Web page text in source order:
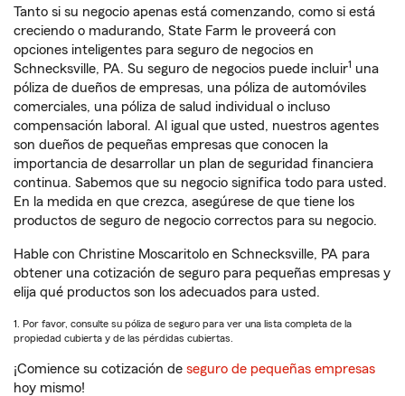
Tanto si su negocio apenas está comenzando, como si está
creciendo o madurando, State Farm le proveerá con
opciones inteligentes para seguro de negocios en
Schnecksville, PA. Su seguro de negocios puede incluir1 una
póliza de dueños de empresas, una póliza de automóviles
comerciales, una póliza de salud individual o incluso
compensación laboral. Al igual que usted, nuestros agentes
son dueños de pequeñas empresas que conocen la
importancia de desarrollar un plan de seguridad financiera
continua. Sabemos que su negocio significa todo para usted.
En la medida en que crezca, asegúrese de que tiene los
productos de seguro de negocio correctos para su negocio.
Hable con Christine Moscaritolo en Schnecksville, PA para
obtener una cotización de seguro para pequeñas empresas y
elija qué productos son los adecuados para usted.
1. Por favor, consulte su póliza de seguro para ver una lista completa de la
propiedad cubierta y de las pérdidas cubiertas.
¡Comience su cotización de seguro de pequeñas empresas
hoy mismo!